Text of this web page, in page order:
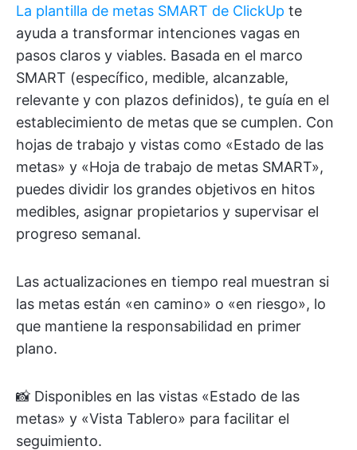
La plantilla de metas SMART de ClickUp te
ayuda a transformar intenciones vagas en
pasos claros y viables. Basada en el marco
SMART (específico, medible, alcanzable,
relevante y con plazos definidos), te guía en el
establecimiento de metas que se cumplen. Con
hojas de trabajo y vistas como «Estado de las
metas» y «Hoja de trabajo de metas SMART»,
puedes dividir los grandes objetivos en hitos
medibles, asignar propietarios y supervisar el
progreso semanal.
Las actualizaciones en tiempo real muestran si
las metas están «en camino» o «en riesgo», lo
que mantiene la responsabilidad en primer
plano.
📸 Disponibles en las vistas «Estado de las
metas» y «Vista Tablero» para facilitar el
seguimiento.